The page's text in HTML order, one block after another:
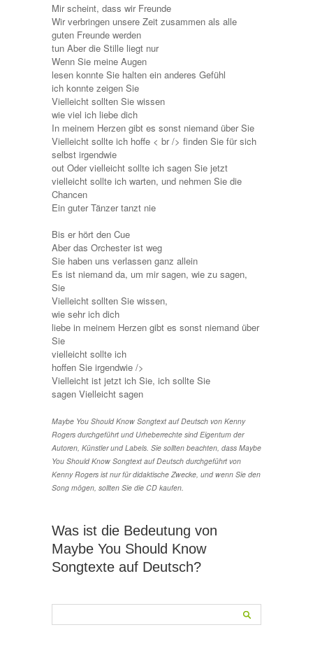
Mir scheint, dass wir Freunde
Wir verbringen unsere Zeit zusammen als alle
guten Freunde werden
tun Aber die Stille liegt nur
Wenn Sie meine Augen
lesen konnte Sie halten ein anderes Gefühl
ich konnte zeigen Sie
Vielleicht sollten Sie wissen
wie viel ich liebe dich
In meinem Herzen gibt es sonst niemand über Sie
Vielleicht sollte ich hoffe < br /> finden Sie für sich
selbst irgendwie
out Oder vielleicht sollte ich sagen Sie jetzt
vielleicht sollte ich warten, und nehmen Sie die
Chancen
Ein guter Tänzer tanzt nie
Bis er hört den Cue
Aber das Orchester ist weg
Sie haben uns verlassen ganz allein
Es ist niemand da, um mir sagen, wie zu sagen,
Sie
Vielleicht sollten Sie wissen,
wie sehr ich dich
liebe in meinem Herzen gibt es sonst niemand über
Sie
vielleicht sollte ich
hoffen Sie irgendwie />
Vielleicht ist jetzt ich Sie, ich sollte Sie
sagen Vielleicht sagen
Maybe You Should Know Songtext auf Deutsch von Kenny
Rogers durchgeführt und Urheberrechte sind Eigentum der
Autoren, Künstler und Labels. Sie sollten beachten, dass Maybe
You Should Know Songtext auf Deutsch durchgeführt von
Kenny Rogers ist nur für didaktische Zwecke, und wenn Sie den
Song mögen, sollten Sie die CD kaufen.
Was ist die Bedeutung von
Maybe You Should Know
Songtexte auf Deutsch?